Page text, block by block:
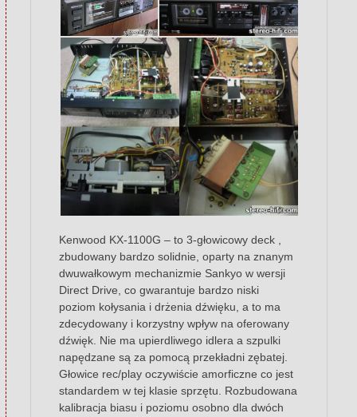
Kenwood KX-1100G – to 3-głowicowy deck ,
zbudowany bardzo solidnie, oparty na znanym
dwuwałkowym mechanizmie Sankyo w wersji
Direct Drive, co gwarantuje bardzo niski
poziom kołysania i drżenia dźwięku, a to ma
zdecydowany i korzystny wpływ na oferowany
dźwięk. Nie ma upierdliwego idlera a szpulki
napędzane są za pomocą przekładni zębatej.
Głowice rec/play oczywiście amorficzne co jest
standardem w tej klasie sprzętu. Rozbudowana
kalibracja biasu i poziomu osobno dla dwóch